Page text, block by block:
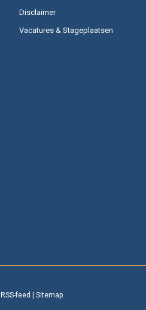
Disclaimer
Vacatures & Stageplaatsen
RSS-feed | Sitemap